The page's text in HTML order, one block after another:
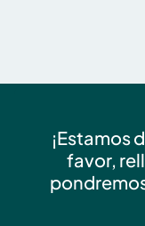
¡Estamos
favor,